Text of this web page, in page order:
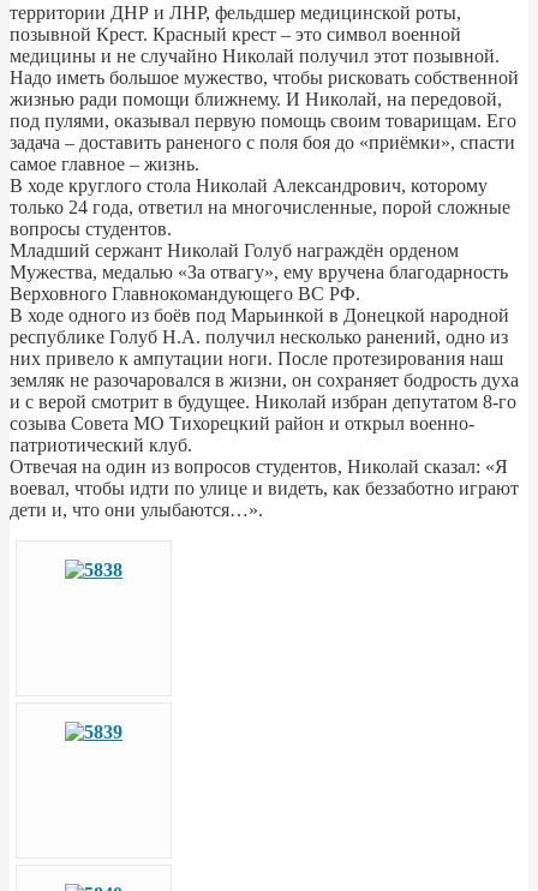
территории ДНР и ЛНР, фельдшер медицинской роты,
позывной Крест. Красный крест – это символ военной
медицины и не случайно Николай получил этот позывной.
Надо иметь большое мужество, чтобы рисковать собственной
жизнью ради помощи ближнему. И Николай, на передовой,
под пулями, оказывал первую помощь своим товарищам. Его
задача – доставить раненого с поля боя до «приёмки», спасти
самое главное – жизнь.
В ходе круглого стола Николай Александрович, которому
только 24 года, ответил на многочисленные, порой сложные
вопросы студентов.
Младший сержант Николай Голуб награждён орденом
Мужества, медалью «За отвагу», ему вручена благодарность
Верховного Главнокомандующего ВС РФ.
В ходе одного из боёв под Марьинкой в Донецкой народной
республике Голуб Н.А. получил несколько ранений, одно из
них привело к ампутации ноги. После протезирования наш
земляк не разочаровался в жизни, он сохраняет бодрость духа
и с верой смотрит в будущее. Николай избран депутатом 8-го
созыва Совета МО Тихорецкий район и открыл военно-
патриотический клуб.
Отвечая на один из вопросов студентов, Николай сказал: «Я
воевал, чтобы идти по улице и видеть, как беззаботно играют
дети и, что они улыбаются…».